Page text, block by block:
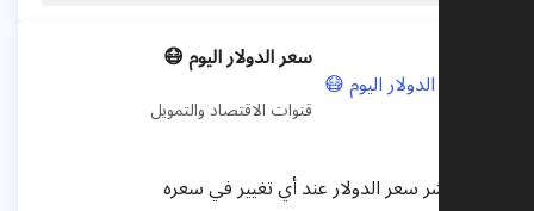
سعر الدولار اليوم 😷
قنوات الاقتصاد والتمويل
قناة تنشر سعر الدولار عند أي تغيير في سعره